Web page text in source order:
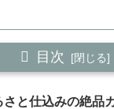
目次
と仕込みの絶品